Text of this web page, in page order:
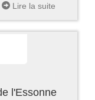
Lire la suite
l'Essonne